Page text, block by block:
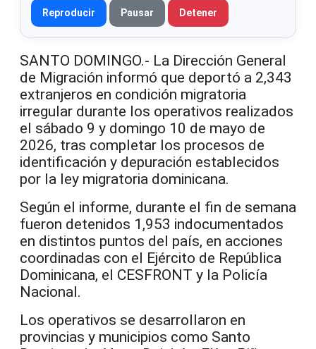
Reproducir Pausar Detener
SANTO DOMINGO.- La Dirección General
de Migración informó que deportó a 2,343
extranjeros en condición migratoria
irregular durante los operativos realizados
el sábado 9 y domingo 10 de mayo de
2026, tras completar los procesos de
identificación y depuración establecidos
por la ley migratoria dominicana.
Según el informe, durante el fin de semana
fueron detenidos 1,953 indocumentados
en distintos puntos del país, en acciones
coordinadas con el Ejército de República
Dominicana, el CESFRONT y la Policía
Nacional.
Los operativos se desarrollaron en
provincias y municipios como Santo